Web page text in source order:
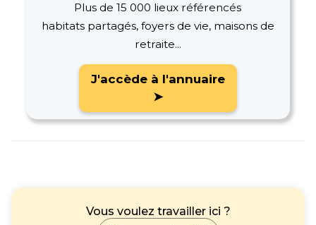
Plus de 15 000 lieux référencés
habitats partagés, foyers de vie, maisons de
retraite...
J'accède à l'annuaire
➤
Vous voulez travailler ici ?